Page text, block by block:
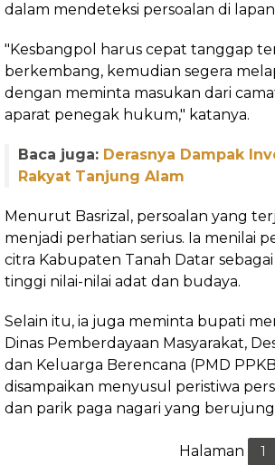
dalam mendeteksi persoalan di
"Kesbangpol harus cepat tanggap
berkembang, kemudian segera
dengan meminta masukan dari
aparat penegak hukum," katanya.
Baca juga: Derasnya Dampak
Rakyat Tanjung Alam
Menurut Basrizal, persoalan yang
menjadi perhatian serius. Ia menilai
citra Kabupaten Tanah Datar
tinggi nilai-nilai adat dan budaya.
Selain itu, ia juga meminta bupati
Dinas Pemberdayaan Masyarakat,
dan Keluarga Berencana (PMD
disampaikan menyusul peristiwa
dan parik paga nagari yang
Halaman 1